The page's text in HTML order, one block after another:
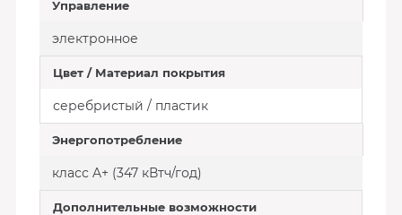
Управление
электронное
Цвет / Материал покрытия
серебристый / пластик
Энергопотребление
класс A+ (347 кВтч/год)
Дополнительные возможности